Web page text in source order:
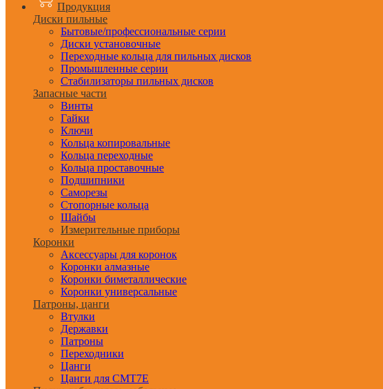
Продукция
Диски пильные
Бытовые/профессиональные серии
Диски установочные
Переходные кольца для пильных дисков
Промышленные серии
Стабилизаторы пильных дисков
Запасные части
Винты
Гайки
Ключи
Кольца копировальные
Кольца переходные
Кольца проставочные
Подшипники
Саморезы
Стопорные кольца
Шайбы
Измерительные приборы
Коронки
Аксессуары для коронок
Коронки алмазные
Коронки биметаллические
Коронки универсальные
Патроны, цанги
Втулки
Державки
Патроны
Переходники
Цанги
Цанги для CMT7E